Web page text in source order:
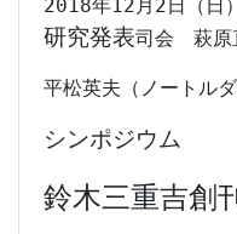
2018年12月2日（
研究発表司会　萩原
平松英夫（ノートル
シンポジウム
鈴木三重吉創